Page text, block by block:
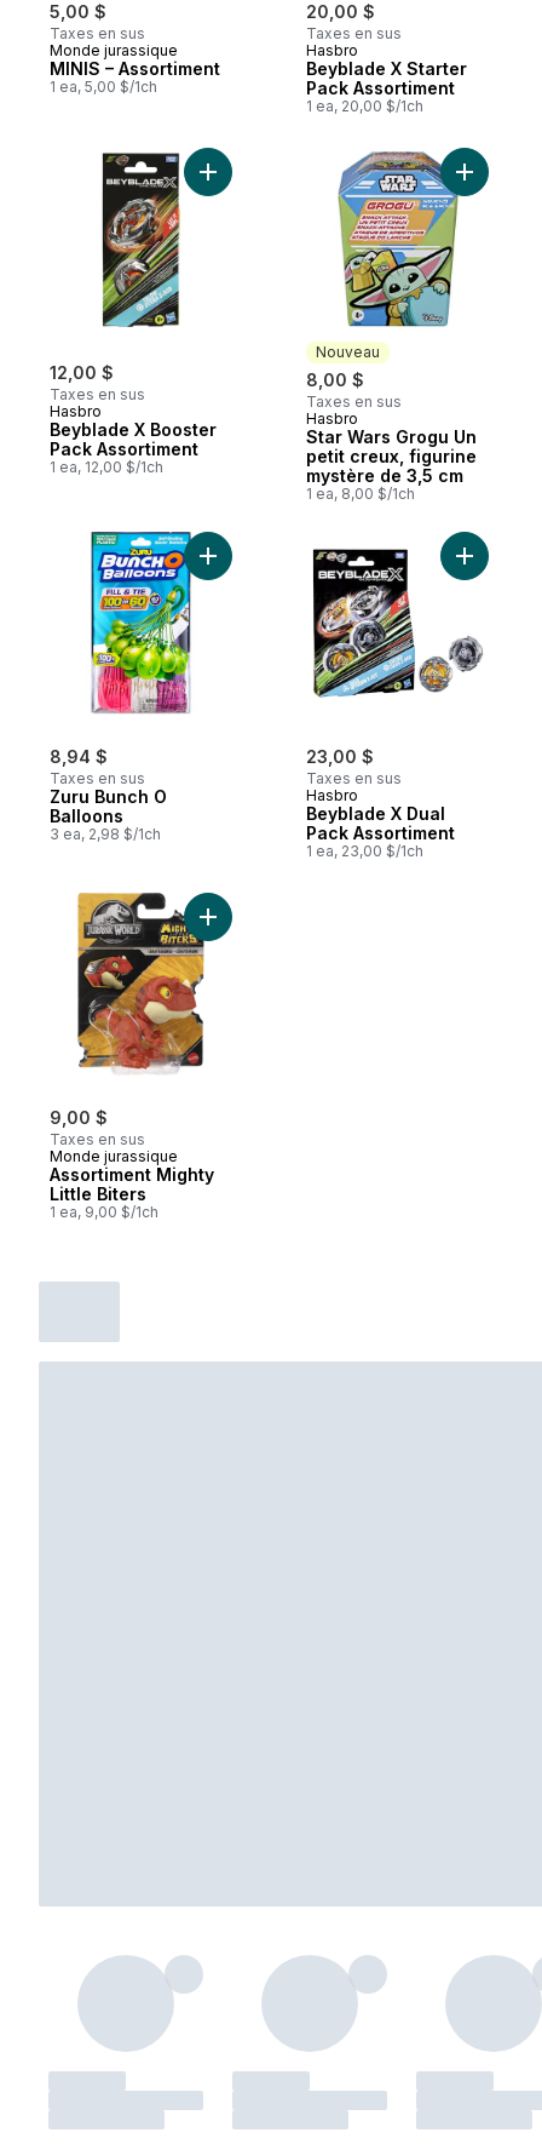
5,00 $
Taxes en sus
Monde jurassique
MINIS – Assortiment
1 ea, 5,00 $/1ch
20,00 $
Taxes en sus
Hasbro
Beyblade X Starter
Pack Assortiment
1 ea, 20,00 $/1ch
12,00 $
Taxes en sus
Hasbro
Beyblade X Booster
Pack Assortiment
1 ea, 12,00 $/1ch
Ajouter Beyblade X Booster Pack
Nouveau
8,00 $
Taxes en sus
Nouveau
Hasbro
Star Wars Grogu Un
petit creux, figurine
mystère de 3,5 cm
1 ea, 8,00 $/1ch
Ajouter
8,94 $
Taxes en sus
Zuru Bunch O
Balloons
3 ea, 2,98 $/1ch
Ajouter Zuru Bunch O Balloons au panier
23,00 $
Taxes en sus
Hasbro
Beyblade X Dual
Pack Assortiment
1 ea, 23,00 $/1ch
Ajouter
9,00 $
Taxes en sus
Monde jurassique
Assortiment Mighty
Little Biters
1 ea, 9,00 $/1ch
Ajouter Assortiment Mighty Little Biters au